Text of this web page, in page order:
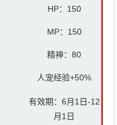
HP： 150
MP： 150
精神：80
人宠经验+50%
有效期：6月1日-12
月1日